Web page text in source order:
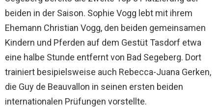
beiden in der Saison. Sophie Vogg lebt mit ihrem
Ehemann Christian Vogg, den beiden gemeinsamen
Kindern und Pferden auf dem Gestüt Tasdorf etwa
eine halbe Stunde entfernt von Bad Segeberg. Dort
trainiert besipielsweise auch Rebecca-Juana Gerken,
die Guy de Beauvallon in seinen ersten beiden
internationalen Prüfungen vorstellte.